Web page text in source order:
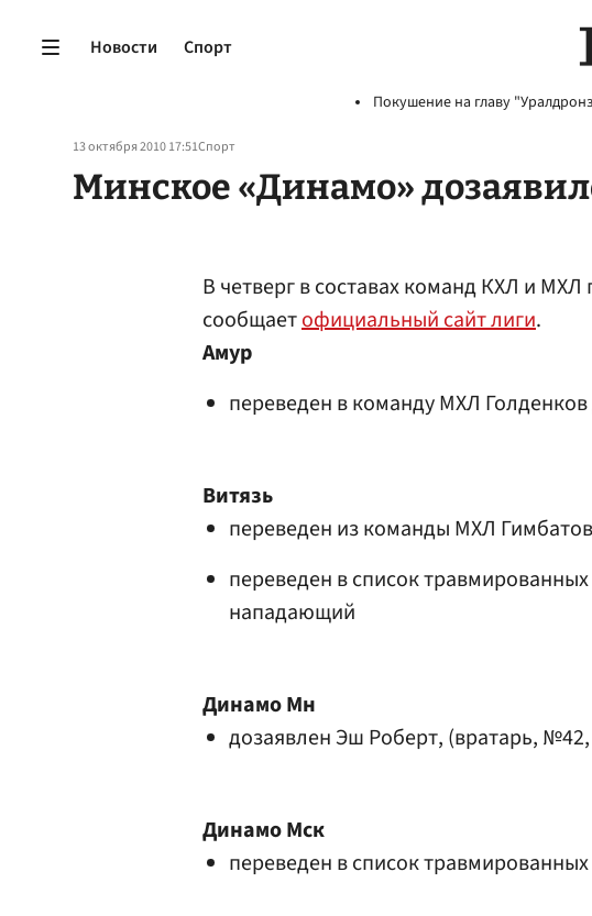
Новости Спорт
Покушение на главу
13 октября 2010 17:51Спорт
Минское «Динамо»
В четверг в составах команд КХЛ и
сообщаетофициальный сайт лиги.
Амур
переведен в команду МХЛ
Витязь
переведен из команды МХЛ
переведен в список травмированных
нападающий
Динамо Мн
дозаявлен Эш Роберт, (вратарь,
Динамо Мск
переведен в список травмированных